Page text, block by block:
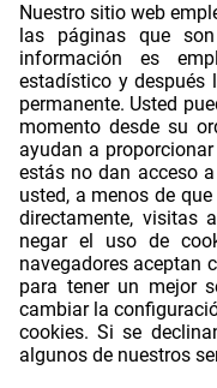
Nuestro sitio web
las páginas que
información es
estadístico y
permanente. Usted
momento desde su
ayudan a
estás no dan acceso
usted, a menos de
directamente, visitas
negar el uso de
navegadores aceptan
para tener un mejor
cambiar la
cookies. Si se
algunos de nuestros